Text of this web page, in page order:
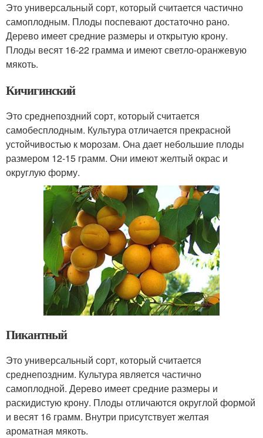
Это универсальный сорт, который считается частично
самоплодным. Плоды поспевают достаточно рано.
Дерево имеет средние размеры и открытую крону.
Плоды весят 16-22 грамма и имеют светло-оранжевую
мякоть.
Кичигинский
Это среднепоздний сорт, который считается
самобесплодным. Культура отличается прекрасной
устойчивостью к морозам. Она дает небольшие плоды
размером 12-15 грамм. Они имеют желтый окрас и
округлую форму.
Пикантный
Это универсальный сорт, который считается
среднепоздним. Культура является частично
самоплодной. Дерево имеет средние размеры и
раскидистую крону. Плоды отличаются округлой формой
и весят 16 грамм. Внутри присутствует желтая
ароматная мякоть.